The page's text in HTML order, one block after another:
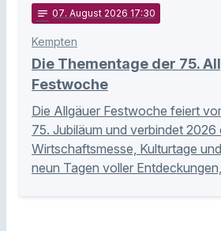
notes 07. August 2026 17:30
Kempten
Die Thementage der 75.
Festwoche
Die Allgäuer Festwoche feiert
75. Jubiläum und verbindet 2026
Wirtschaftsmesse, Kulturtage
neun Tagen voller